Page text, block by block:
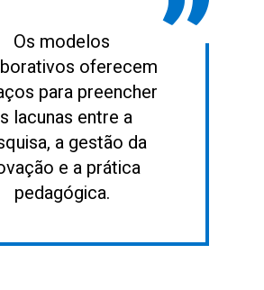
Os modelos
oferecem
para preencher
lacunas entre a
a gestão da
e a prática
pedagógica.